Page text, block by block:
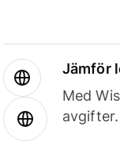
Jämför
Med
avgifter.